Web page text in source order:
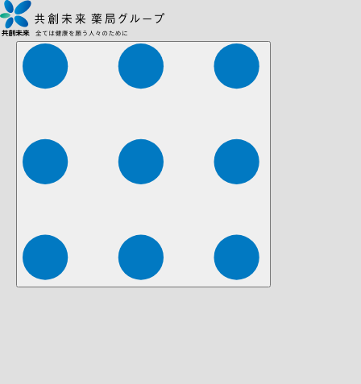
株式会社ファーマみらい 株式会社ストレチア